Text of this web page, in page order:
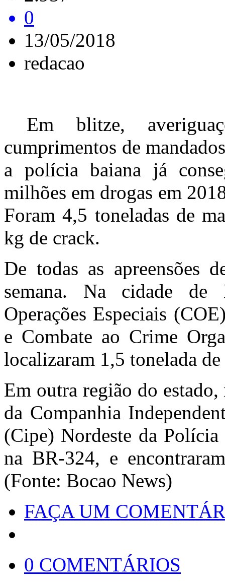
0
13/05/2018
redacao
Em blitze,
cumprimentos de
a polícia baiana já
milhões em drogas em
Foram 4,5 toneladas de
kg de crack.
De todas as apreensões
semana. Na cidade de
Operações Especiais
e Combate ao Crime
localizaram 1,5 tonelada
Em outra região do
da Companhia
(Cipe) Nordeste da
na BR-324, e
(Fonte: Bocao News)
FAÇA UM
0 COMENTÁRIOS